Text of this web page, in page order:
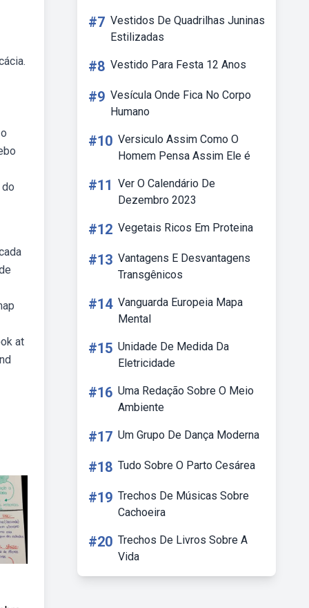
at
#7 Vestidos De Quadrilhas Juninas
Estilizadas
#8 Vestido Para Festa 12 Anos
#9 Vesícula Onde Fica No Corpo
Humano
#10 Versiculo Assim Como O
Homem Pensa Assim Ele é
#11 Ver O Calendário De
Dezembro 2023
#12 Vegetais Ricos Em Proteina
#13 Vantagens E Desvantagens
Transgênicos
#14 Vanguarda Europeia Mapa
Mental
#15 Unidade De Medida Da
Eletricidade
#16 Uma Redação Sobre O Meio
Ambiente
#17 Um Grupo De Dança Moderna
#18 Tudo Sobre O Parto Cesárea
#19 Trechos De Músicas Sobre
Cachoeira
#20 Trechos De Livros Sobre A
Vida